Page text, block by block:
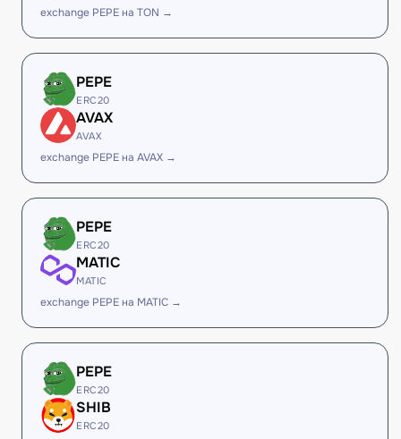
exchange PEPE на TON →
PEPE
ERC20
AVAX
AVAX
exchange PEPE на AVAX →
PEPE
ERC20
MATIC
MATIC
exchange PEPE на MATIC →
PEPE
ERC20
SHIB
ERC20